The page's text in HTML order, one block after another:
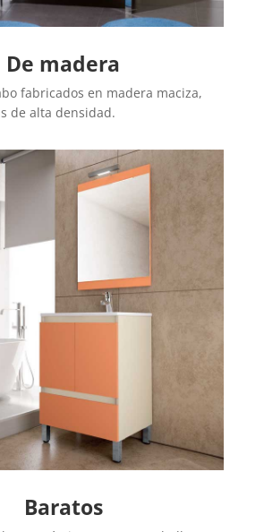
De madera
fabricados en madera maciza,
de alta densidad.
Baratos